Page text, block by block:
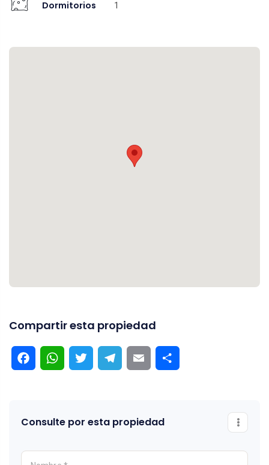
Dormitorios 1
Compartir esta propiedad
FacebookWhatsAppTwitter TelegramEmail
Consulte por esta propiedad